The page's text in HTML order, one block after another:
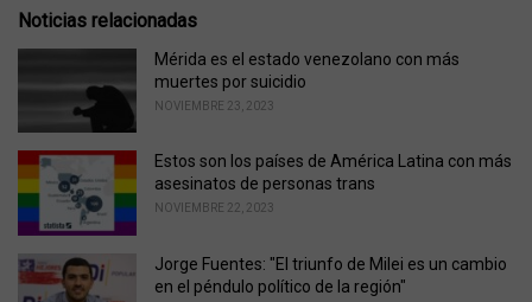
r
i
e
:Noticias relacionadas
Mérida es el estado venezolano con más
muertes por suicidio
NOVIEMBRE 23, 2023
Estos son los países de América Latina con más
asesinatos de personas trans
NOVIEMBRE 22, 2023
Jorge Fuentes: "El triunfo de Milei es un cambio
en el péndulo político de la región"